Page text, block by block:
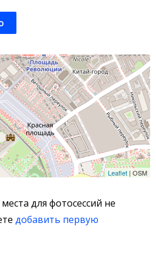
Leaflet | OSM
для фотосессий не
добавить первую